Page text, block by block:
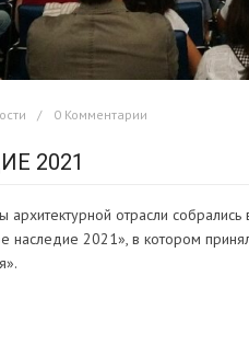
0 Комментарии
2021
отрасли
наследие 2021», в котором